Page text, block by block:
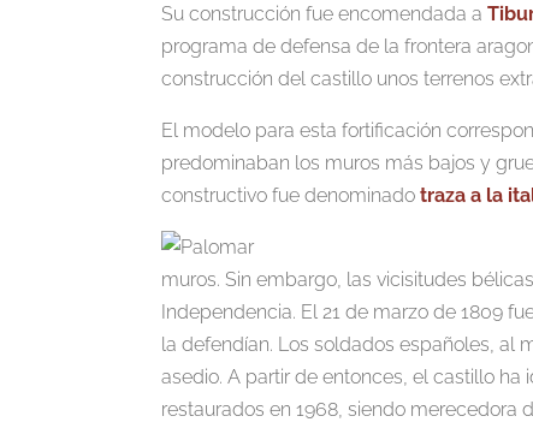
Su construcción fue encomendada a
programa de defensa de la frontera
construcción del castillo unos terrenos
El modelo para esta fortificación
predominaban los muros más bajos y
constructivo fue denominadotraza a la
muros. Sin embargo, las vicisitudes
Independencia. El 21 de marzo de 1809
la defendían. Los soldados españoles, al
asedio. A partir de entonces, el castillo
restaurados en 1968, siendo merecedora